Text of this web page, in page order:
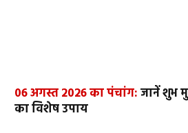
06 अगस्त 2026 का पंचांग:जानें शुभ
का विशेष उपाय